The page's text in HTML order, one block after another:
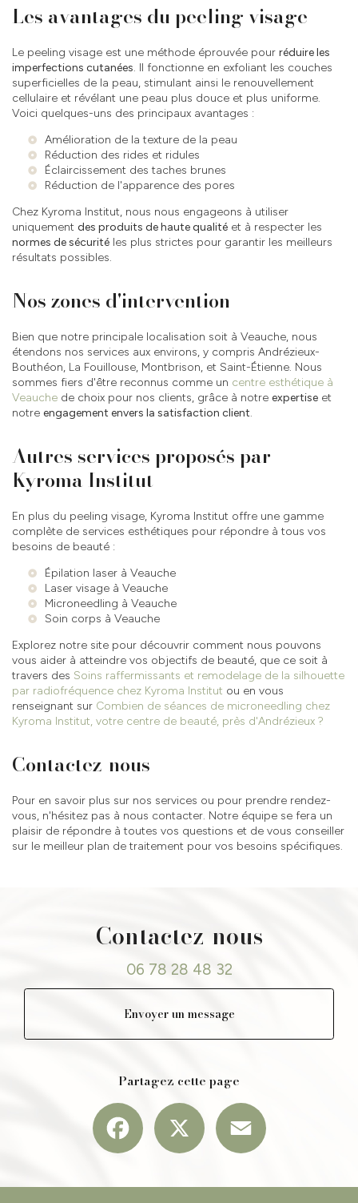
Les avantages du peeling visage
Le peeling visage est une méthode éprouvée pour réduire les
imperfections cutanées. Il fonctionne en exfoliant les couches
superficielles de la peau, stimulant ainsi le renouvellement
cellulaire et révélant une peau plus douce et plus uniforme.
Voici quelques-uns des principaux avantages :
Amélioration de la texture de la peau
Réduction des rides et ridules
Éclaircissement des taches brunes
Réduction de l'apparence des pores
Chez Kyroma Institut, nous nous engageons à utiliser
uniquement des produits de haute qualité et à respecter les
normes de sécurité les plus strictes pour garantir les meilleurs
résultats possibles.
Nos zones d'intervention
Bien que notre principale localisation soit à Veauche, nous
étendons nos services aux environs, y compris Andrézieux-
Bouthéon, La Fouillouse, Montbrison, et Saint-Étienne. Nous
sommes fiers d'être reconnus comme un centre esthétique à
Veauche de choix pour nos clients, grâce à notre expertise et
notre engagement envers la satisfaction client.
Autres services proposés par
Kyroma Institut
En plus du peeling visage, Kyroma Institut offre une gamme
complète de services esthétiques pour répondre à tous vos
besoins de beauté :
Épilation laser à Veauche
Laser visage à Veauche
Microneedling à Veauche
Soin corps à Veauche
Explorez notre site pour découvrir comment nous pouvons
vous aider à atteindre vos objectifs de beauté, que ce soit à
travers des Soins raffermissants et remodelage de la silhouette
par radiofréquence chez Kyroma Institut ou en vous
renseignant sur Combien de séances de microneedling chez
Kyroma Institut, votre centre de beauté, près d'Andrézieux ?
Contactez-nous
Pour en savoir plus sur nos services ou pour prendre rendez-
vous, n'hésitez pas à nous contacter. Notre équipe se fera un
plaisir de répondre à toutes vos questions et de vous conseiller
sur le meilleur plan de traitement pour vos besoins spécifiques.
Contactez-nous
06 78 28 48 32
Envoyer un message
Partagez cette page
Facebook